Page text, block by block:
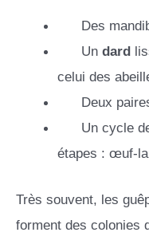
Des
Un dard
celui des
Deux paires
Un cycle de
étapes : œuf-
Très souvent, les
forment des colonies